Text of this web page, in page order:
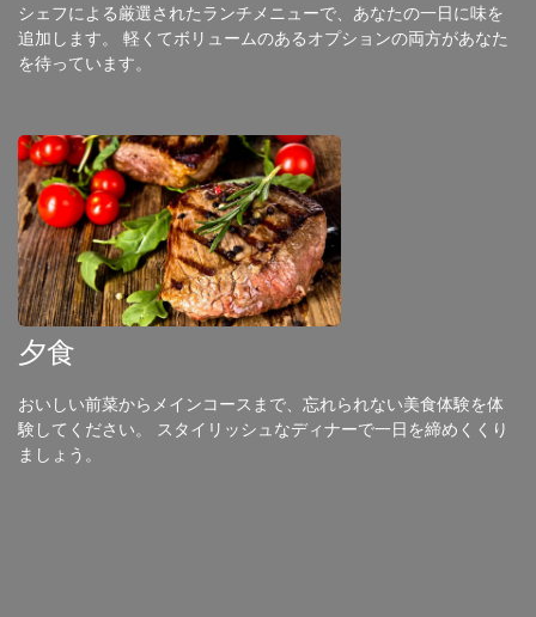
シェフによる厳選されたランチメニューで、あなたの一日に味を
追加します。 軽くてボリュームのあるオプションの両方があなた
を待っています。
夕食
おいしい前菜からメインコースまで、忘れられない美食体験を体
験してください。 スタイリッシュなディナーで一日を締めくくり
ましょう。